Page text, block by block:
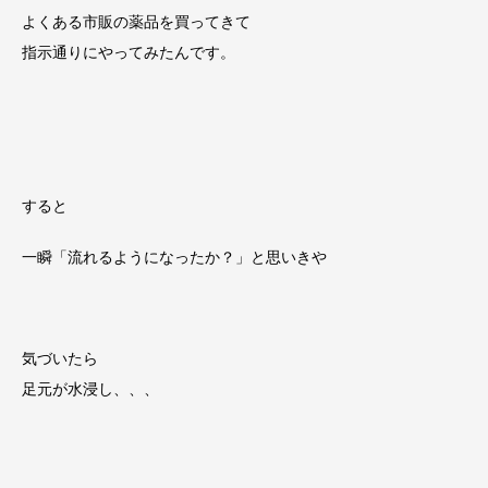
よくある市販の薬品を買ってきて
指示通りにやってみたんです。
すると
一瞬「流れるようになったか？」と思いきや
気づいたら
足元が水浸し、、、